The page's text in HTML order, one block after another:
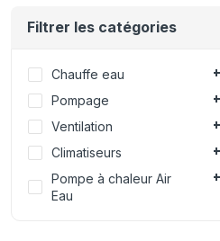
Filtrer les catégories
Chauffe eau
Pompage
Ventilation
Climatiseurs
Pompe à chaleur Air
Eau